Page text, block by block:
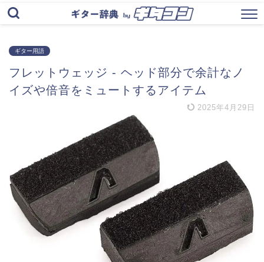
ギター用語
フレットウェッジ - ヘッド部分で余計なノ
イズや倍音をミュートするアイテム
2025年4月29日